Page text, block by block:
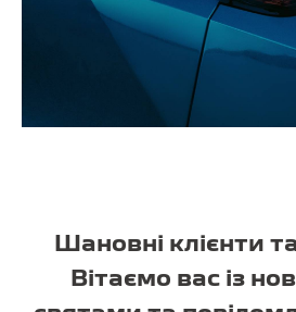
Шановні клієнти
Вітаємо вас із